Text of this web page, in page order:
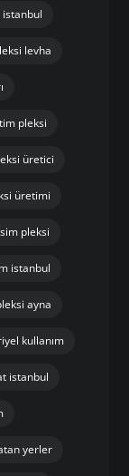
levha
pleksi
üretici
üretimi
pleksi
istanbul
ayna
kullanım
istanbul
yerler